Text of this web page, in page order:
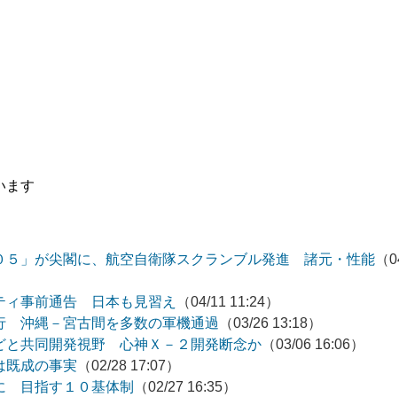
ます
」が尖閣に、航空自衛隊スクランブル発進 諸元・性能 （
事前通告 日本も見習え
（04/11 11:24）
沖縄－宮古間を多数の軍機通過
（03/26 13:18）
共同開発視野 心神Ｘ－２開発断念か （03/06 16:06）
成の事実 （02/28 17:07）
目指す１０基体制
（02/27 16:35）